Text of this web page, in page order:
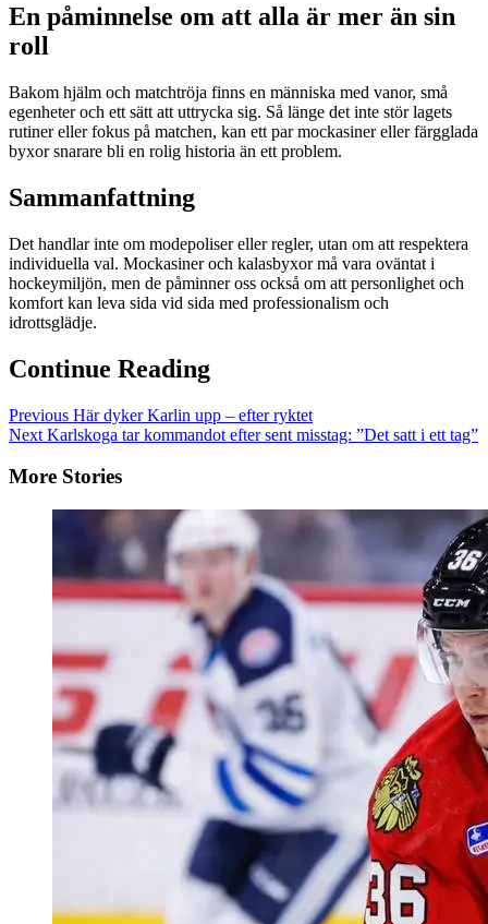
En påminnelse om att alla är mer än sin
roll
Bakom hjälm och matchtröja finns en människa med vanor, små
egenheter och ett sätt att uttrycka sig. Så länge det inte stör lagets
rutiner eller fokus på matchen, kan ett par mockasiner eller färgglada
byxor snarare bli en rolig historia än ett problem.
Sammanfattning
Det handlar inte om modepoliser eller regler, utan om att respektera
individuella val. Mockasiner och kalasbyxor må vara oväntat i
hockeymiljön, men de påminner oss också om att personlighet och
komfort kan leva sida vid sida med professionalism och
idrottsglädje.
Continue Reading
Previous Här dyker Karlin upp – efter ryktet
Next Karlskoga tar kommandot efter sent misstag: ”Det satt i ett tag”
More Stories